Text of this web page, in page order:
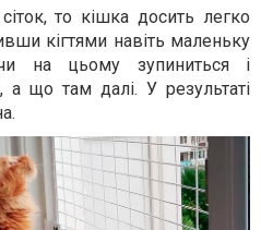
то кішка досить легко
кігтями навіть маленьку
на цьому зупиниться і
а що там далі. У результаті